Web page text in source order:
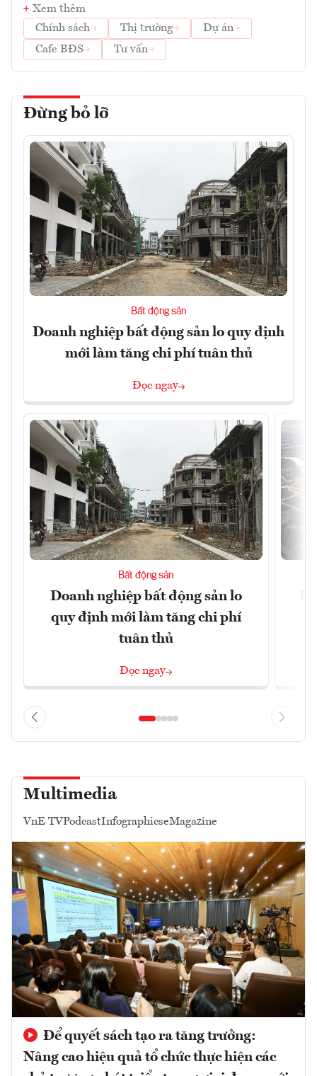
Xem thêm
Chính sách
Thị trường
Dự án
Cafe BĐS
Tư vấn
Đừng bỏ lỡ
Bất động sản
Doanh nghiệp bất động sản lo quy định
mới làm tăng chi phí tuân thủ
Đọc ngay
Bất động sản
Doanh nghiệp bất động sản lo
quy định mới làm tăng chi phí
tuân thủ
Đọc ngay
Multimedia
VnE TVPodcastInfographicseMagazine
Để quyết sách tạo ra tăng trưởng:
Nâng cao hiệu quả tổ chức thực hiện các